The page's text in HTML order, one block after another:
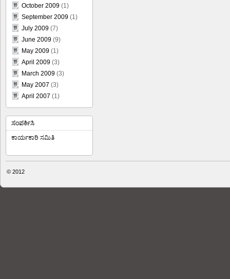
October 2009 (1)
September 2009 (1)
July 2009 (7)
June 2009 (9)
May 2009 (1)
April 2009 (3)
March 2009 (3)
May 2007 (3)
April 2007 (1)
ಸಂಪರ್ಕಿಸಿ
ಕಾರ್ಯಕಾರಿ ಸಮಿತಿ
© 2012